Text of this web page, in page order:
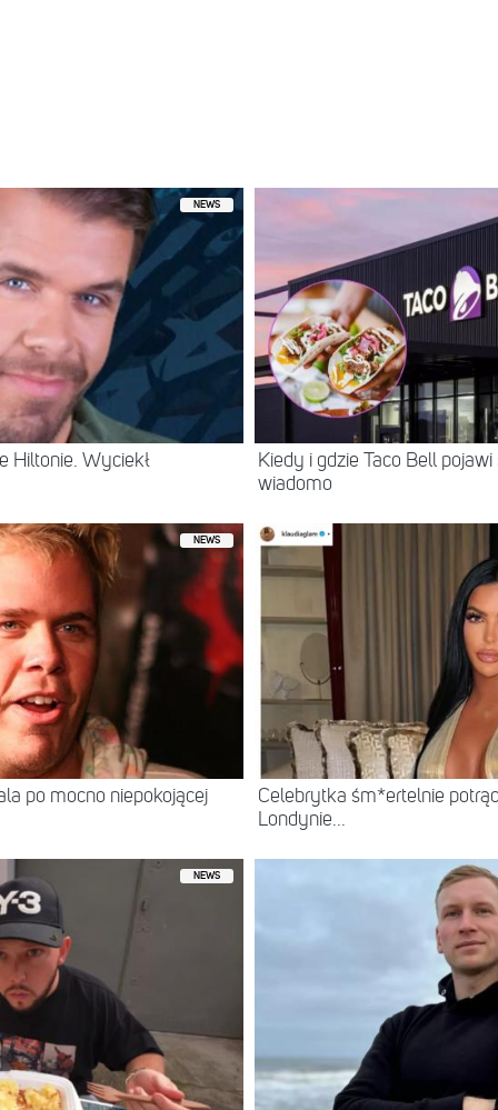
NEWS
Hiltonie. Wyciekł
Kiedy i gdzie Taco Bell
wiadomo
NEWS
po mocno niepokojącej
Celebrytka śm*ertelnie
Londynie...
NEWS